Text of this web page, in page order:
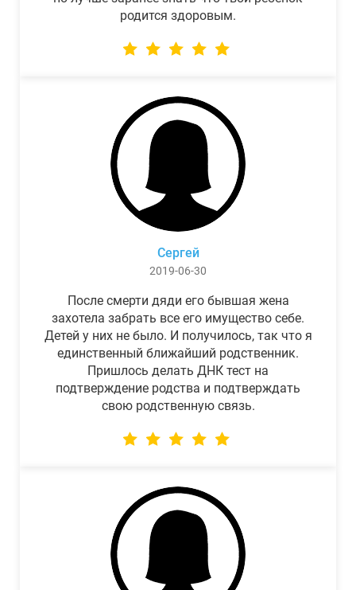
родится здоровым.
Сергей
2019-06-30
После смерти дяди его бывшая жена
захотела забрать все его имущество себе.
Детей у них не было. И получилось, так что я
единственный ближайший родственник.
Пришлось делать ДНК тест на
подтверждение родства и подтверждать
свою родственную связь.